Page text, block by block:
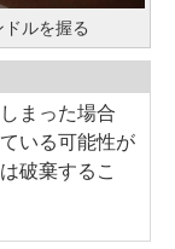
ルを握る
まった場合
いる可能性が
破棄するこ